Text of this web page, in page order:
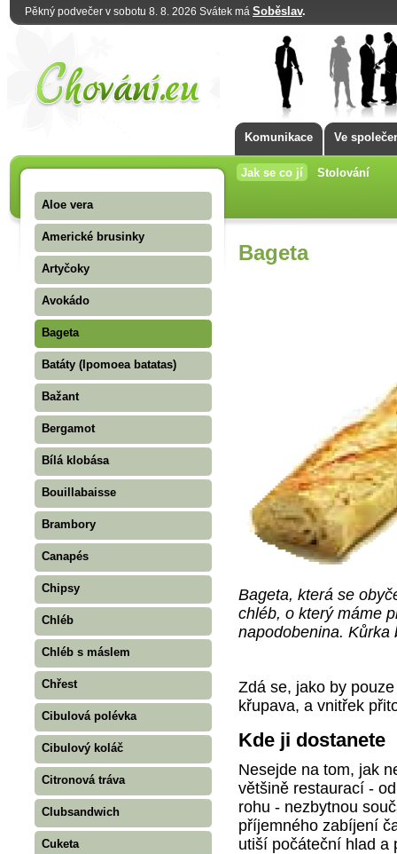
Pěkný podvečer v sobotu 8. 8. 2026 Svátek má Soběslav.
Komunikace Ve
Jak se co jí Stolování
Aloe vera
Americké brusinky
Artyčoky
Avokádo
Bageta
Batáty (Ipomoea batatas)
Bažant
Bergamot
Bílá klobása
Bouillabaisse
Brambory
Canapés
Chipsy
Chléb
Chléb s máslem
Chřest
Cibulová polévka
Cibulový koláč
Citronová tráva
Clubsandwich
Cuketa
Bageta
Bageta, která se
chléb, o který máme
napodobenina. Kůrka
Zdá se, jako by
křupava, a vnitřek
Kde ji dostanete
Nesejde na tom, jak
většině restaurací -
rohu - nezbytnou
příjemného zabíjení
utiší počáteční hlad a